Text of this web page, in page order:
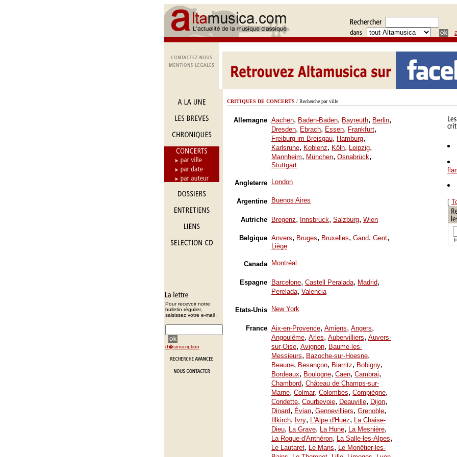
Pour recevoir notre
bulletin régulier,
saisissez votre e-mail :
d�sinscription
CRITIQUES DE CONCERTS / Recherche par ville
Allemagne Aachen, Baden-Baden, Bayreuth, Berlin,
Dresden, Ebrach, Essen, Frankfurt,
Freiburg im Breisgau, Hamburg,
Karlsruhe, Koblenz, Köln, Leipzig,
Mannheim, München, Osnabrück,
Stuttgart
Angleterre London
Argentine Buenos Aires
Autriche Bregenz, Innsbruck, Salzburg, Wien
Belgique Anvers, Bruges, Bruxelles, Gand, Gent,
Liège
Canada Montréal
Espagne Barcelone, Castell Peralada, Madrid,
Perelada, Valencia
Etats-Unis New York
France Aix-en-Provence, Amiens, Angers,
Angoulême, Arles, Aubervilliers, Auvers-
sur-Oise, Avignon, Baume-les-
Messieurs, Bazoche-sur-Hoesne,
Beaune, Besançon, Biarritz, Bobigny,
Bordeaux, Boulogne, Caen, Cambrai,
Chambord, Château de Champs-sur-
Marne, Colmar, Colombes, Compiègne,
Condette, Courbevoie, Deauville, Dijon,
Dinard, Évian, Gennevilliers, Grenoble,
Illkirch, Ivry, L'Alpe d'Huez, La Chaise-
Dieu, La Grave, La Hune, La Mesnière,
La Roque-d'Anthéron, La Salle-les-Alpes,
Le Lautaret, Le Mans, Le Monêtier-les-
[